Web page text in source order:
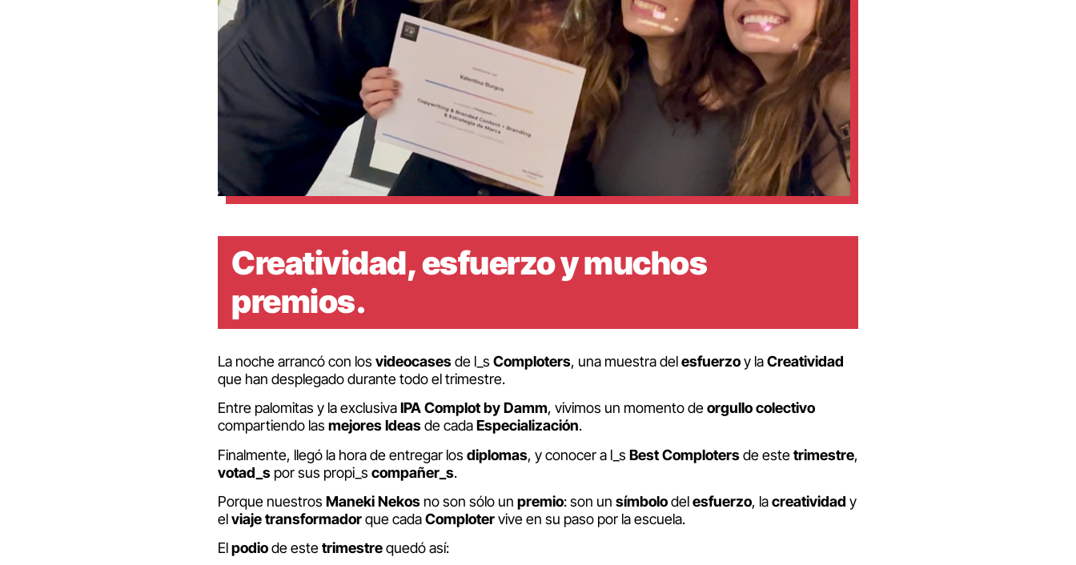
Creatividad, esfuerzo y muchos
premios.
La noche arrancó con los videocasesde l_s Comploters, una muestra delesfuerzoy laCreatividad
que han desplegado durante todo el trimestre.
Entre palomitas y la exclusivaIPA Complot by Damm, vivimos un momento deorgullocolectivo
compartiendo las mejoresIdeasde cadaEspecialización.
Finalmente, llegó la hora de entregar los diplomas, y conocer a l_s Best Complotersde estetrimestre,
votad_s por sus propi_s compañer_s.
Porque nuestros Maneki Nekos no son sólo un premio: son un símbolodelesfuerzo, lacreatividad y
elviajetransformadorque cadaComplotervive en su paso por la escuela.
Elpodiode estetrimestrequedó así: